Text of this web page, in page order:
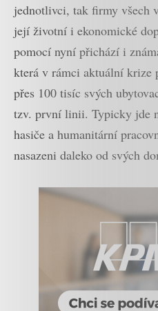
jednotlivci, tak firmy všech
její životní i ekonomické
pomocí nyní přichází i
která v rámci aktuální krize
přes 100 tisíc svých
tzv. první linii. Typicky jde
hasiče a humanitární
nasazeni daleko od svých